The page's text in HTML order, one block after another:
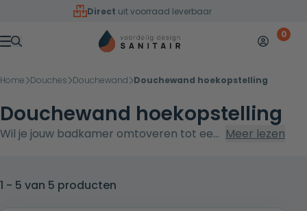
Overslaan naar inhoud
Direct uit voorraad leverbaar
Menu
Mijn 0
Home Douches Douchewand Douchewand hoekopstelling
Douchewand hoekopstelling
Wil je jouw badkamer omtoveren tot een
douchewand hoekopstelling van
Meer lezen
1 - 5 van 5 producten